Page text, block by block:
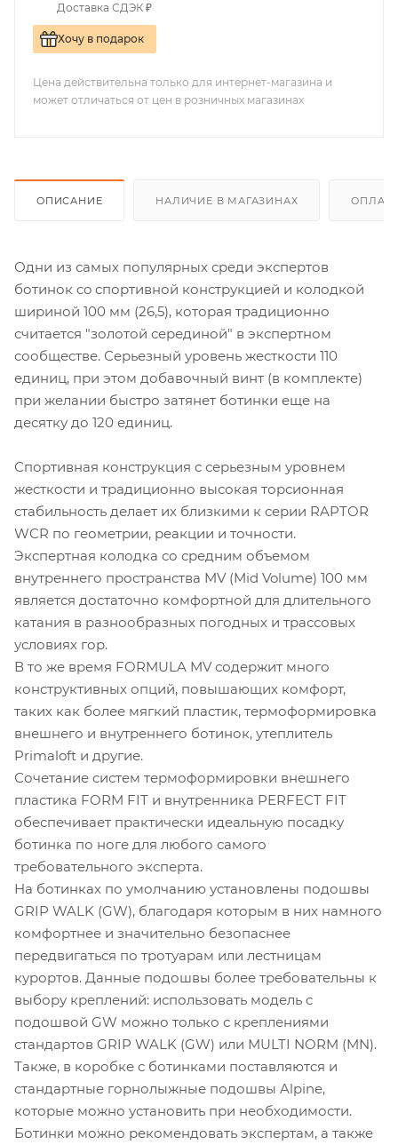
Доставка СДЭК ₽
Хочу в подарок
Цена действительна только для интернет-магазина и
может отличаться от цен в розничных магазинах
ОПИСАНИЕ НАЛИЧИЕ В МАГАЗИНАХ
Одни из самых популярных среди экспертов
ботинок co спортивной конструкцией и колодкой
шириной 100 мм (26,5), которая традиционно
считается "золотой серединой" в экспертном
сообществе. Серьезный уровень жесткости 110
единиц, при этом добавочный винт (в комплекте)
при желании быстро затянет ботинки еще на
десятку до 120 единиц.
Спортивная конструкция с серьезным уровнем
жесткости и традиционно высокая торсионная
стабильность делает их близкими к серии RAPTOR
WCR по геометрии, реакции и точности.
Экспертная колодка со средним объемом
внутреннего пространства MV (Mid Volume) 100 мм
является достаточно комфортной для длительного
катания в разнообразных погодных и трассовых
условиях гор.
В то же время FORMULA MV содержит много
конструктивных опций, повышающих комфорт,
таких как более мягкий пластик, термоформировка
внешнего и внутреннего ботинок, утеплитель
Primaloft и другие.
Сочетание систем термоформировки внешнего
пластика FORM FIT и внутренника PERFECT FIT
обеспечивает практически идеальную посадку
ботинка по ноге для любого самого
требовательного эксперта.
На ботинках по умолчанию установлены подошвы
GRIP WALK (GW), благодаря которым в них намного
комфортнее и значительно безопаснее
передвигаться по тротуарам или лестницам
курортов. Данные подошвы более требовательны к
выбору креплений: использовать модель с
подошвой GW можно только с креплениями
стандартов GRIP WALK (GW) или MULTI NORM (MN).
Также, в коробке с ботинками поставляются и
стандартные горнолыжные подошвы Alpine,
которые можно установить при необходимости.
Ботинки можно рекомендовать экспертам, а также